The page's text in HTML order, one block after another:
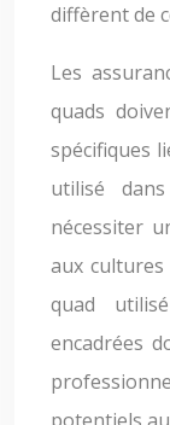
diffèrent de
Les
quads
spécifiques
utilisé
nécessiter
aux
quad
encadrées